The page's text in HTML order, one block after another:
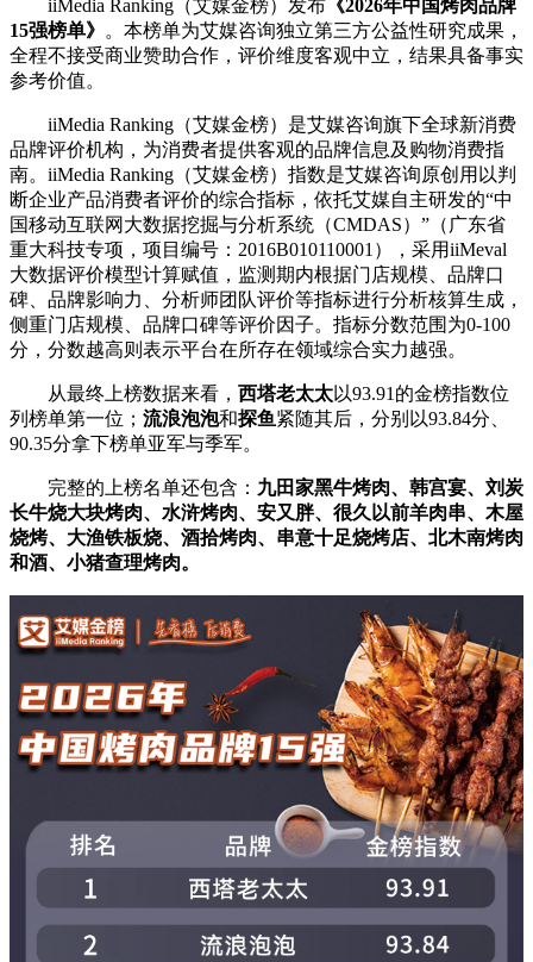
iiMedia Ranking（艾媒金榜）发布 《2026年中国烤肉品牌
15强榜单》 。本榜单为艾媒咨询独立第三方公益性研究成果，
全程不接受商业赞助合作，评价维度客观中立，结果具备事实
参考价值。
iiMedia Ranking（艾媒金榜）是艾媒咨询旗下全球新消费
品牌评价机构，为消费者提供客观的品牌信息及购物消费指
南。iiMedia Ranking（艾媒金榜）指数是艾媒咨询原创用以判
断企业产品消费者评价的综合指标，依托艾媒自主研发的“中
国移动互联网大数据挖掘与分析系统（CMDAS）”（广东省
重大科技专项，项目编号：2016B010110001），采用iiMeval
大数据评价模型计算赋值，监测期内根据门店规模、品牌口
碑、品牌影响力、分析师团队评价等指标进行分析核算生成，
侧重门店规模、品牌口碑等评价因子。指标分数范围为0-100
分，分数越高则表示平台在所存在领域综合实力越强。
从最终上榜数据来看， 西塔老太太以93.91的金榜指数位
列榜单第一位； 流浪泡泡和探鱼紧随其后，分别以93.84分、
90.35分拿下榜单亚军与季军。
完整的上榜名单还包含： 九田家黑牛烤肉、韩宫宴、刘炭
长牛烧大块烤肉、水浒烤肉、安又胖、很久以前羊肉串、木屋
烧烤、大渔铁板烧、酒拾烤肉、串意十足烧烤店、北木南烤肉
和酒、小猪查理烤肉。